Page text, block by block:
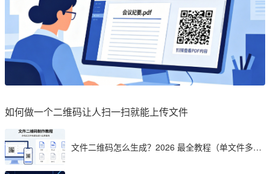
如何做一个二维码让人扫一扫就能上传文件
文件二维码怎么生成？2026 最全教程（单文件多文